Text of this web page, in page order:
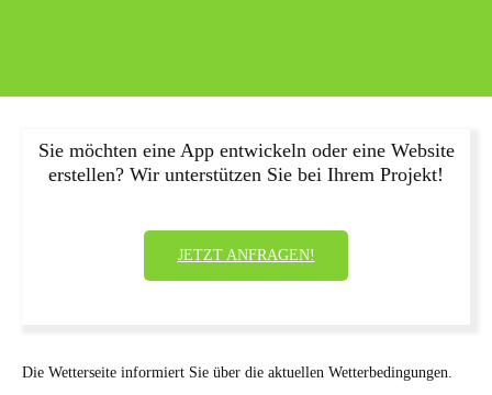
Sie möchten eine App entwickeln oder eine Website
erstellen? Wir unterstützen Sie bei Ihrem Projekt!
JETZT ANFRAGEN!
Die Wetterseite informiert Sie über die aktuellen Wetterbedingungen.